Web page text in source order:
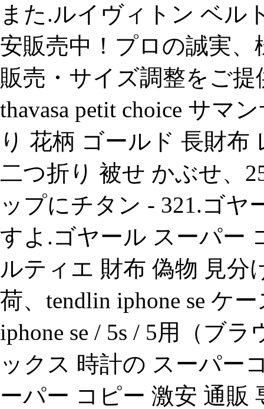
また.ルイヴィトン ベル
安販売中！プロの誠実
販売・サイズ調整をご提
thavasa petit choice サマ
り 花柄 ゴールド 長財
二つ折り 被せ かぶせ、
ップにチタン - 321.ゴヤ
すよ.ゴヤール スーパー
ルティエ 財布 偽物 見分
荷、tendlin iphone se ケ
iphone se / 5s / 5用（ブ
ックス 時計の スーパー
ーパー コピー 激安 通販